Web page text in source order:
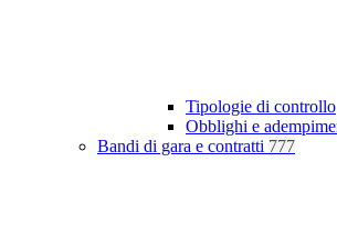
Tipologie di controllo
Obblighi e
Bandi di gara e contratti 777